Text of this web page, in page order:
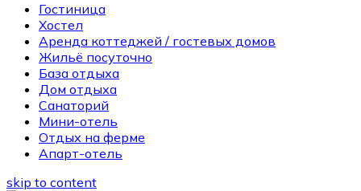
Гостиница
Хостел
Аренда коттеджей / гостевых домов
Жильё посуточно
База отдыха
Дом отдыха
Санаторий
Мини-отель
Отдых на ферме
Апарт-отель
skip to content